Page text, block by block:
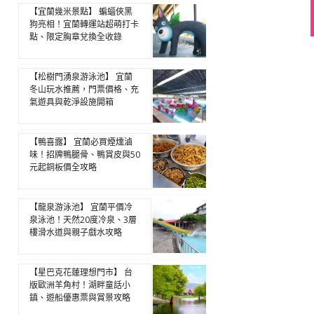
【宜蘭幾米景點】 蝙蝠俠黑
狗亮相！宜蘭轉運站超萌打卡
點、限定胸章兌換全收錄
【松樹門湧泉游泳池】 宜蘭
冬山玩水推薦，門票價格、充
氣遊具與乾淨設施開箱
【鴨喜露】 宜蘭必買煙燻滷
味！招牌鴨腿骨、鴨賞皮與50
元起銅板價全攻略
【龍泉游泳池】 宜蘭平價冷
泉泳池！天然20度冷泉、3層
樓滑水道與親子戲水攻略
【星巴克花蓮理想門市】 台
版歐洲羊角村！湖畔童話小
鎮、遊船優惠票與賞景攻略